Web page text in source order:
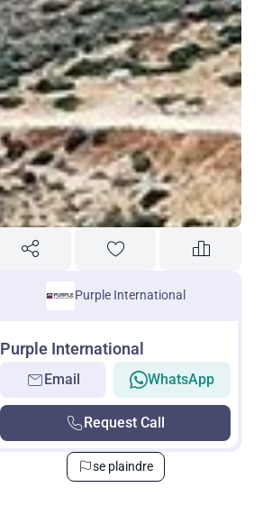
Purple International
Purple International
Email WhatsApp
Request Call
se plaindre